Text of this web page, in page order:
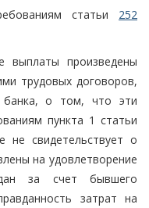
статьи 252
выплаты произведены
трудовых договоров,
банка, о том, что эти
пункта 1 статьи
не свидетельствует о
на удовлетворение
за счет бывшего
затрат на